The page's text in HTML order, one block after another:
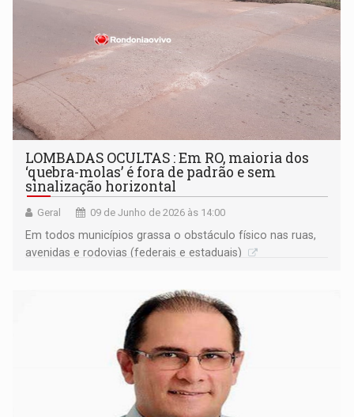
LOMBADAS OCULTAS : Em RO, maioria dos
‘quebra-molas’ é fora de padrão e sem
sinalização horizontal
Geral 09 de Junho de 2026 às 14:00
Em todos municípios grassa o obstáculo físico nas ruas,
avenidas e rodovias (federais e estaduais)